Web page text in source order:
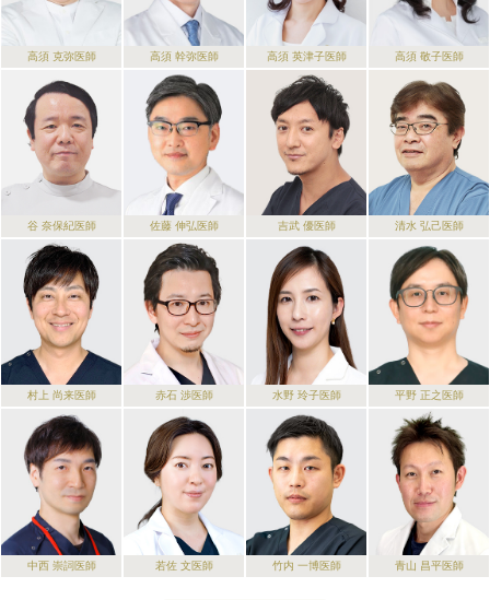
高須 克弥医師 高須 幹弥医師 高須 英津子医師 高須 敬子医師
谷 奈保紀医師 佐藤 伸弘医師 吉武 優医師 清水 弘己 医師
村上 尚来医師 赤石 渉医師 水野 玲子医師 平野 正之 医師
中西 崇詞医師 若佐 文医師 竹内 一博医師 青山 昌平医師